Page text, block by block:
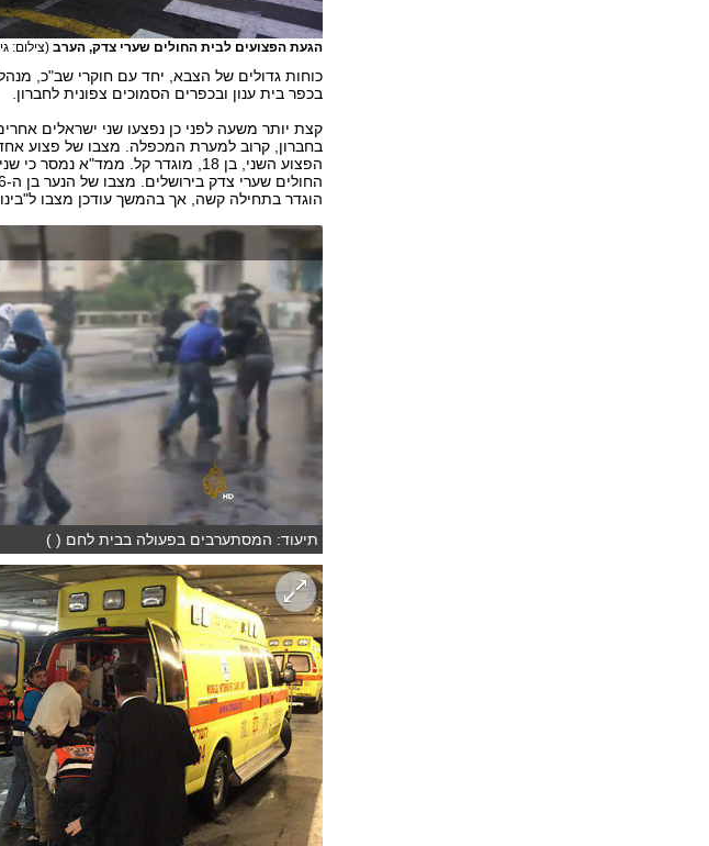
הגעת הפצועים לבית החולים שערי צדק, הערב (צילום:
כוחות גדולים של הצבא, יחד עם חוקרי שב"כ,
בכפר בית ענון ובכפרים הסמוכים צפונית לחברון.
קצת יותר משעה לפני כן נפצעו שני ישראלים
הפצוע השני, בן 18, מוגדר קל. ממד"א
הוגדר בתחילה קשה, אך בהמשך עודכן מצבו
תיעוד: המסתערבים בפעולה בבית לחם ( )